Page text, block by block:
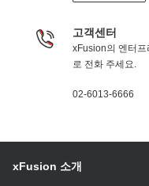
고객센터
xFusion의 엔터프
로 전화 주세요.
02-6013-6666
xFusion 소개